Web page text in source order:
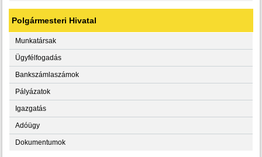
Polgármesteri Hivatal
Munkatársak
Ügyfélfogadás
Bankszámlaszámok
Pályázatok
Igazgatás
Adóügy
Dokumentumok